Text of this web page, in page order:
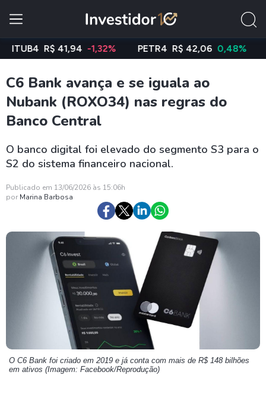
R$ 41,94 -1,32% PETR4 R$ 42,06 0,48%
C6 Bank avança e se iguala ao
Nubank (ROXO34) nas regras do
Banco Central
O banco digital foi elevado do segmento S3 para o
S2 do sistema financeiro nacional.
Publicado em 13/06/2026 às 15:06h
por Marina Barbosa
O C6 Bank foi criado em 2019 e já conta com mais de R$ 148 bilhões
em ativos (Imagem: Facebook/Reprodução)